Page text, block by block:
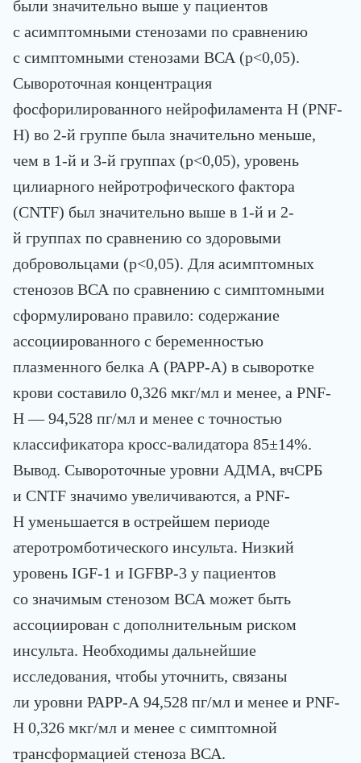
были значительно выше у пациентов
с асимптомными стенозами по сравнению
с симптомными стенозами ВСА (р<0,05).
Сывороточная концентрация
фосфорилированного нейрофиламента H (PNF-
Н) во 2-й группе была значительно меньше,
чем в 1-й и 3-й группах (р<0,05), уровень
цилиарного нейротрофического фактора
(CNTF) был значительно выше в 1-й и 2-
й группах по сравнению со здоровыми
добровольцами (р<0,05). Для асимптомных
стенозов ВСА по сравнению с симптомными
сформулировано правило: содержание
ассоциированного с беременностью
плазменного белка А (РАРР-А) в сыворотке
крови составило 0,326 мкг/мл и менее, а PNF-
Н — 94,528 пг/мл и менее с точностью
классификатора кросс-валидатора 85±14%.
Вывод. Сывороточные уровни АДМА, вчСРБ
и CNTF значимо увеличиваются, а PNF-
Н уменьшается в острейшем периоде
атеротромботического инсульта. Низкий
уровень IGF-1 и IGFBP-3 у пациентов
со значимым стенозом ВСА может быть
ассоциирован с дополнительным риском
инсульта. Необходимы дальнейшие
исследования, чтобы уточнить, связаны
ли уровни РАРР-А 94,528 пг/мл и менее и PNF-
H 0,326 мкг/мл и менее с симптомной
трансформацией стеноза ВСА.